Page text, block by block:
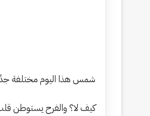
شمس هذا اليوم مختلفة
كيف لا؟ والفرح يستوطن